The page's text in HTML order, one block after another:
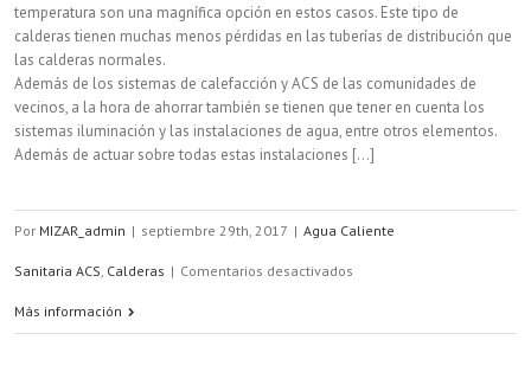
temperatura son una magnífica opción en estos casos. Este tipo de
calderas tienen muchas menos pérdidas en las tuberías de distribución que
las calderas normales.
Además de los sistemas de calefacción y ACS de las comunidades de
vecinos, a la hora de ahorrar también se tienen que tener en cuenta los
sistemas iluminación y las instalaciones de agua, entre otros elementos.
Además de actuar sobre todas estas instalaciones [...]
Por MIZAR_admin | septiembre 29th, 2017 | Agua Caliente
Sanitaria ACS, Calderas | Comentarios desactivados
Más información